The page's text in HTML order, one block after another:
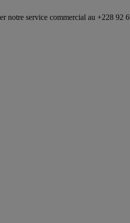
commercial au +228 92 69 88 33